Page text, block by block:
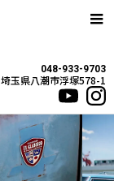
048-933-9703
埼玉県八潮市浮塚578-1